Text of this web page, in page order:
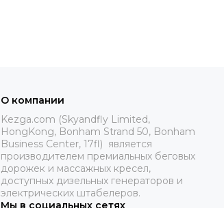
О компании
Kezga.com (Skyandfly Limited,
HongKong, Bonham Strand 50, Bonham
Business Center, 17fl) является
производителем премиальных беговых
дорожек и массажных кресел,
доступных дизельных генераторов и
электрических штабелеров.